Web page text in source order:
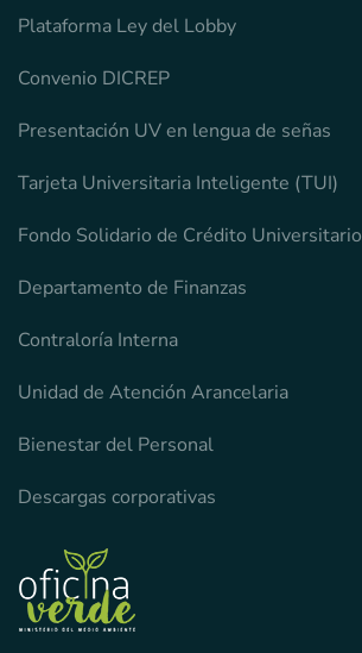
Plataforma Ley del Lobby
Convenio DICREP
Presentación UV en lengua de señas
Tarjeta Universitaria Inteligente (TUI)
Fondo Solidario de Crédito Universitario
Departamento de Finanzas
Contraloría Interna
Unidad de Atención Arancelaria
Bienestar del Personal
Descargas corporativas